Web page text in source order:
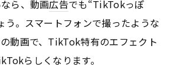
ら、動画広告でも“TikTokっぽ
う。スマートフォンで撮ったような
動画で、TikTok特有のエフェクト
らしくなります。